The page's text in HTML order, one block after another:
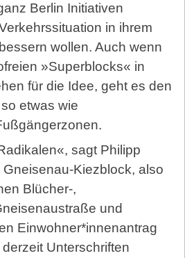
Berlin Initiativen
in ihrem
wollen. Auch wenn
»Superblocks« in
für die Idee, geht es den
etwas wie
sagt Philipp
Kiezblock, also
Blücher-,
und
Einwohner*innenantrag
Unterschriften